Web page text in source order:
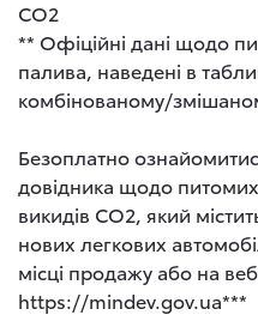
СО2
** Офіційні дані щодо
палива, наведені в
комбінованому/
Безоплатно
довідника щодо
викидів СО2, який
нових легкових
місці продажу або на
https://mindev.gov.ua***